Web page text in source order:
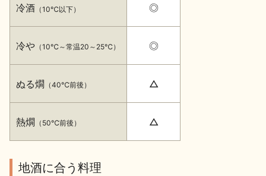
季節の商品
冷酒 （10℃以下）
冷や （10℃～常温20～25℃）
ぬる燗 （40℃前後）
熱燗 （50℃前後）
◎
◎
△
△
地酒に合う料理